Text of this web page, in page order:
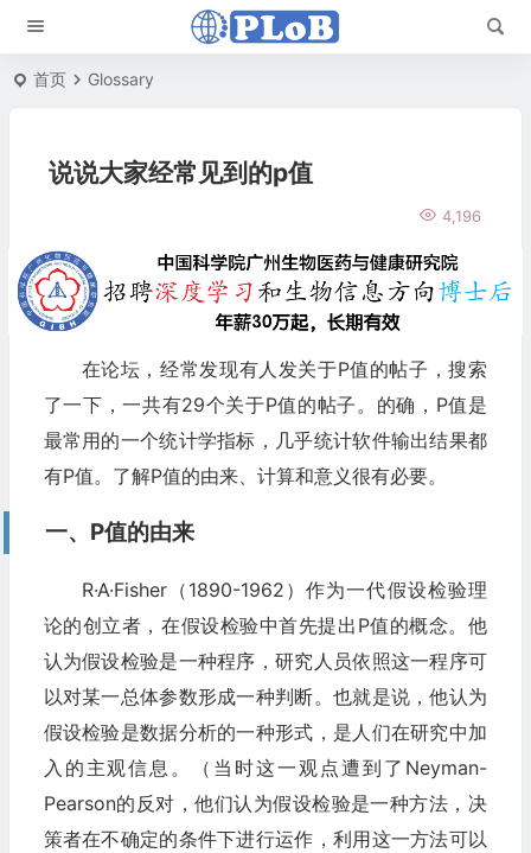
首页 Glossary
说说大家经常见到的p值
4,196
在论坛，经常发现有人发关于P值的帖子，搜索
了一下，一共有29个关于P值的帖子。的确，P值是
最常用的一个统计学指标，几乎统计软件输出结果都
有P值。了解P值的由来、计算和意义很有必要。
一、P值的由来
R·A·Fisher（1890-1962）作为一代假设检验理
论的创立者，在假设检验中首先提出P值的概念。他
认为假设检验是一种程序，研究人员依照这一程序可
以对某一总体参数形成一种判断。也就是说，他认为
假设检验是数据分析的一种形式，是人们在研究中加
入的主观信息。（当时这一观点遭到了Neyman-
Pearson的反对，他们认为假设检验是一种方法，决
策者在不确定的条件下进行运作，利用这一方法可以